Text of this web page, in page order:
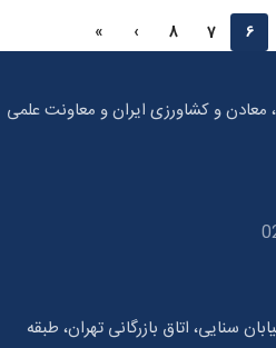
6
7
8
›
»
معادن و کشاورزی ایران و معاونت علمی
سنایی، اتاق بازرگانی تهران، طبقه